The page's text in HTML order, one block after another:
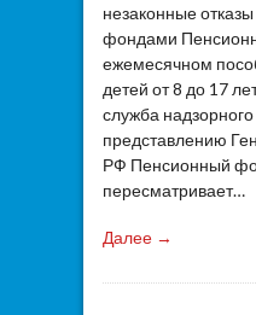
незаконные
фондами
ежемесячном
детей от 8 до 17
служба
представлению
РФ Пенсионный
пересматривает…
Далее →